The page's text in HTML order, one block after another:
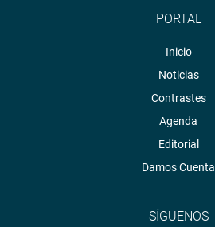
PORTAL
Inicio
Noticias
Contrastes
Agenda
Editorial
Damos Cuenta
SÍGUENOS